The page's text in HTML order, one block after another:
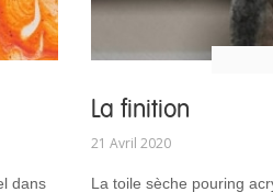
dans
La finition
21 Avril 2020
La toile sèche pouring